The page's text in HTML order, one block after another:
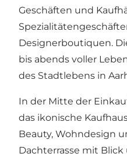
Geschäften und
Designerboutiquen.
bis abends voller
des Stadtlebens in
In der Mitte der
das ikonische
Beauty, Wohndesign
Dachterrasse mit